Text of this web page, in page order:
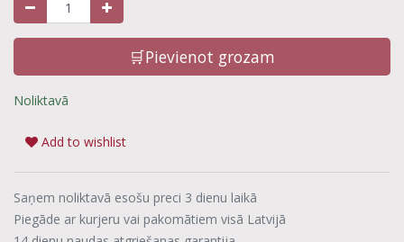
🛒Pievienot grozam
Noliktavā
Add to wishlist
Saņem noliktavā esošu preci 3 dienu laikā
Piegāde ar kurjeru vai pakomātiem visā Latvijā